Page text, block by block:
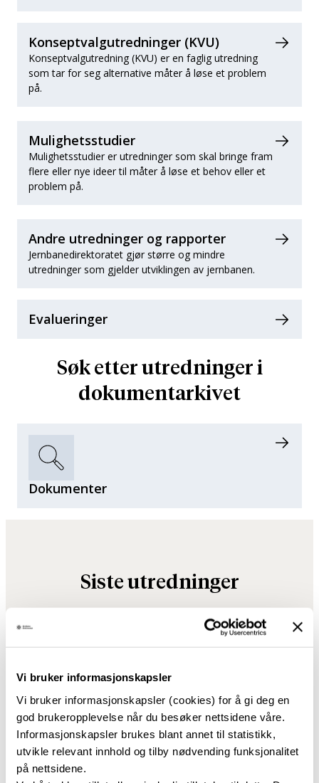
Vi bruker informasjonskapsler
Vi bruker informasjonskapsler (cookies) for å gi deg en
god brukeropplevelse når du besøker nettsidene våre.
Informasjonskapsler brukes blant annet til statistikk,
utvikle relevant innhold og tilby nødvending funksjonalitet
på nettsidene.
Konseptvalgutredninger (KVU)
Konseptvalgutredning (KVU) er en faglig utredning
som tar for seg alternative måter å løse et problem
på.
Mulighetsstudier
Mulighetsstudier er utredninger som skal bringe fram
flere eller nye ideer til måter å løse et behov eller et
problem på.
Andre utredninger og rapporter
Jernbanedirektoratet gjør større og mindre
utredninger som gjelder utviklingen av jernbanen.
Evalueringer
Søk etter utredninger i
dokumentarkivet
Dokumenter
Siste utredninger